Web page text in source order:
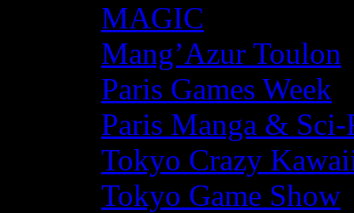
MAGIC
Mang’Azur Toulon
Paris Games Week
Paris Manga &
Tokyo Crazy
Tokyo Game Show